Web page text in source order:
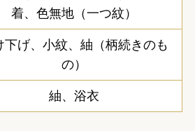
着、色無地（一つ紋）
下げ、小紋、紬（柄続きのも
の）
紬、浴衣